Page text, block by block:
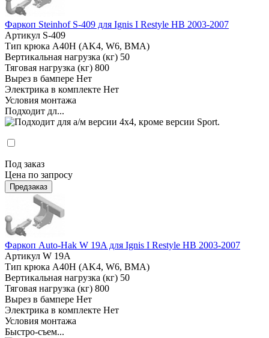
Фаркоп Steinhof S-409 для Ignis I Restyle HB 2003-2007
Артикул S-409
Тип крюка А40H (AK4, W6, BMA)
Вертикальная нагрузка (кг) 50
Тяговая нагрузка (кг) 800
Вырез в бампере Нет
Электрика в комплекте Нет
Условия монтажа
Подходит дл...
Под заказ
Цена по запросу
Предзаказ
Фаркоп Auto-Hak W 19A для Ignis I Restyle HB 2003-2007
Артикул W 19A
Тип крюка А40H (AK4, W6, BMA)
Вертикальная нагрузка (кг) 50
Тяговая нагрузка (кг) 800
Вырез в бампере Нет
Электрика в комплекте Нет
Условия монтажа
Быстро-съем...